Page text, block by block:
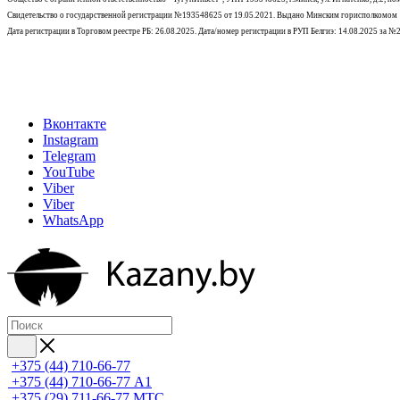
Свидетельство о государственной регистрации №193548625 от 19.05.2021. Выдано Минским горисполкомом
Дата регистрации в Торговом реестре РБ: 26.08.2025. Дата/номер регистрации в РУП Белгиэ: 14.08.2025 за
Вконтакте
Instagram
Telegram
YouTube
Viber
Viber
WhatsApp
+375 (44) 710-66-77
+375 (44) 710-66-77 А1